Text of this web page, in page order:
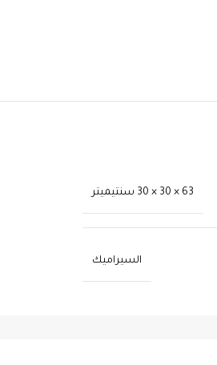
63 × 30 × 30 سنتيميتر
السيراميك